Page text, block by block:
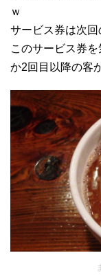
ｗ
サービス券は次回
このサービス券
か2回目以降の客